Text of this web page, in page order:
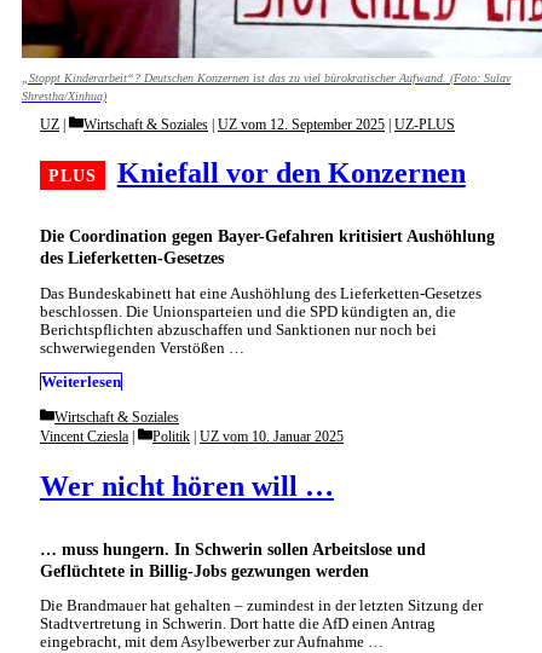
„Stoppt Kinderarbeit“? Deutschen Konzernen ist das zu viel bürokratischer Aufwand. (Foto: Sulav
Shrestha/Xinhua)
Die Coordination gegen Bayer-Gefahren kritisiert Aushöhlung
des Lieferketten-Gesetzes
Kniefall vor den Konzernen
UZ Categories
Wirtschaft & Soziales | UZ vom 12. September 2025 | UZ-PLUS
Das Bundeskabinett hat eine Aushöhlung des Lieferketten-Gesetzes
beschlossen. Die Unionsparteien und die SPD kündigten an, die
Berichtspflichten abzuschaffen und Sanktionen nur noch bei
schwerwiegenden Verstößen …
Weiterlesen
Categories
Wirtschaft & Soziales
… muss hungern. In Schwerin sollen Arbeitslose und
Geflüchtete in Billig-Jobs gezwungen werden
Wer nicht hören will …
Vincent Cziesla Categories
Politik | UZ vom 10. Januar 2025
Die Brandmauer hat gehalten – zumindest in der letzten Sitzung der
Stadtvertretung in Schwerin. Dort hatte die AfD einen Antrag
eingebracht, mit dem Asylbewerber zur Aufnahme …